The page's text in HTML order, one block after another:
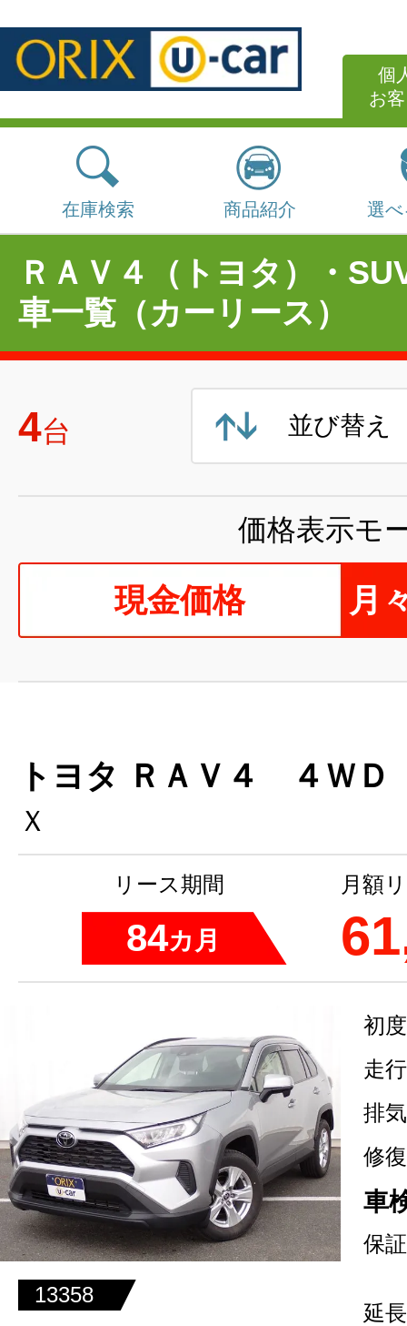
個
お
在庫検索 商品紹介 選
ＲＡＶ４（トヨタ）・
車一覧（カーリース）
4台 並び替え
価格表示モ
現金価格 月
トヨタ ＲＡＶ４ ４ＷＤ
Ｘ
リース期間
84カ月
月額
13358
初
走
排
修
車
保証
延